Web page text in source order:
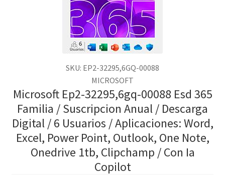
SKU: EP2-32295,6GQ-00088
MICROSOFT
Microsoft Ep2-32295,6gq-00088 Esd 365
Familia / Suscripcion Anual / Descarga
Digital / 6 Usuarios / Aplicaciones: Word,
Excel, Power Point, Outlook, One Note,
Onedrive 1tb, Clipchamp / Con Ia
Copilot